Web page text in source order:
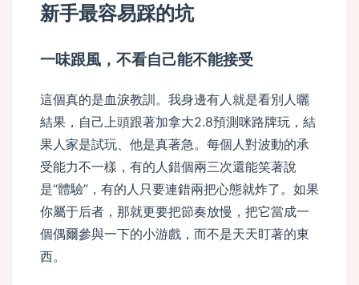
新手最容易踩的坑
一味跟風，不看自己能不能接受
這個真的是血淚教訓。我身邊有人就是看別人曬
結果，自己上頭跟著加拿大2.8預測咪路牌玩，結
果人家是試玩、他是真著急。每個人對波動的承
受能力不一樣，有的人錯個兩三次還能笑著說
是“體驗”，有的人只要連錯兩把心態就炸了。如果
你屬于后者，那就更要把節奏放慢，把它當成一
個偶爾參與一下的小游戲，而不是天天盯著的東
西。